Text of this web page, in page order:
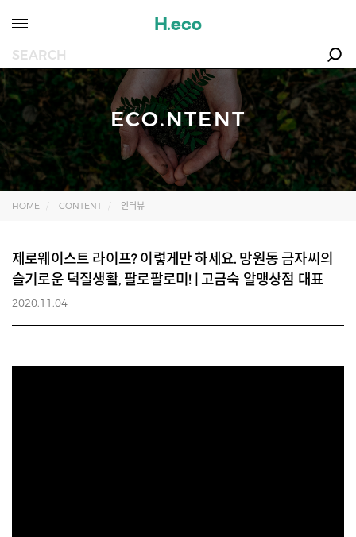
ECO.NTENT
HOME CONTENT 인터뷰
제로웨이스트 라이프? 이렇게만 하세요. 망원동 금자씨의
슬기로운 덕질생활, 팔로팔로미! | 고금숙 알맹상점 대표
2020.11.04